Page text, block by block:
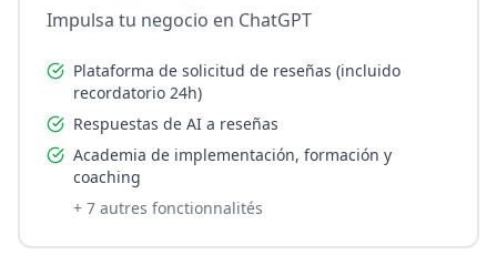
Impulsa tu negocio en ChatGPT
Plataforma de solicitud de reseñas (incluido
recordatorio 24h)
Respuestas de AI a reseñas
Academia de implementación, formación y
coaching
+ 7 autres fonctionnalités